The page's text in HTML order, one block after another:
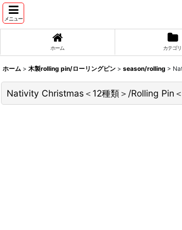
メニュー
ホーム カテゴリ
ホーム > 木製rolling pin/ローリングピン > season/rolling >
Nativity Christmas＜12種類＞/Rolling Pin